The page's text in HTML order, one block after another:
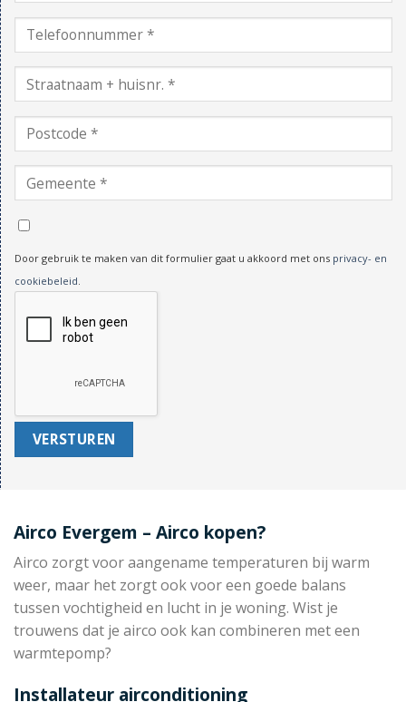
Door gebruik te maken van dit formulier gaat u akkoord met ons privacy- en
cookiebeleid
Airco Evergem – Airco kopen?
Airco zorgt voor aangename temperaturen bij warm
weer, maar het zorgt ook voor een goede balans
tussen vochtigheid en lucht in je woning. Wist je
trouwens dat je airco ook kan combineren met een
warmtepomp?
Installateur airconditioning